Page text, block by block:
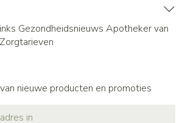
Gezondheidsnieuws Apotheker van
Zorgtarieven
nieuwe producten en promoties